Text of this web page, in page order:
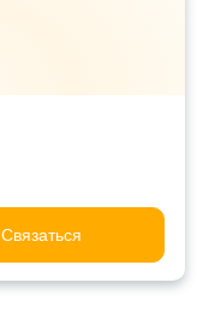
Связаться